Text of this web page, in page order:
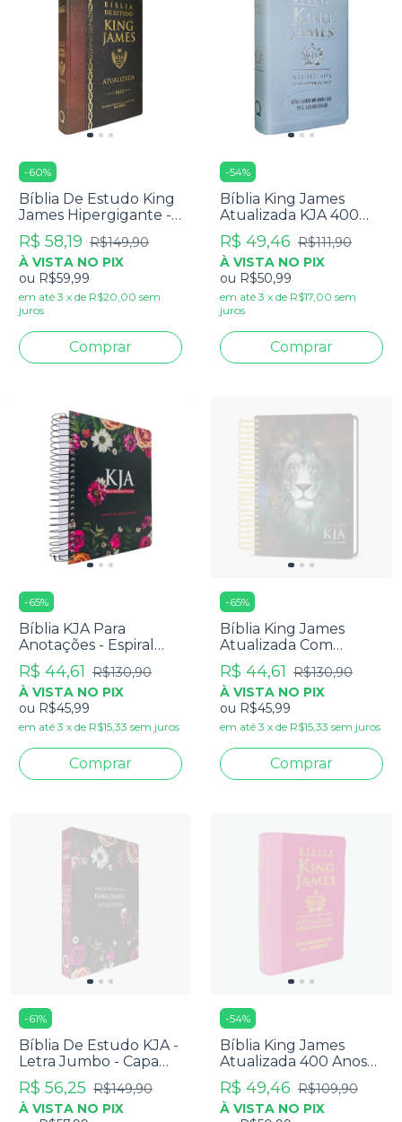
-60%
Bíblia De Estudo King
James Hipergigante -
Full Color - Capa Dura
Bicolor
R$ 58,19 R$149,90
À VISTA NO PIX
ou R$59,99
em até 3 x de R$20,00 sem
juros
-54%
Bíblia King James
Atualizada KJA 400
Anos - Letra
Hipergigante - Capa
Luxo Azul
R$ 49,46 R$111,90
À VISTA NO PIX
ou R$50,99
em até 3 x de R$17,00 sem
juros
-65%
Bíblia KJA Para
Anotações - Espiral
Floral Pink
R$ 44,61 R$130,90
À VISTA NO PIX
ou R$45,99
em até 3 x de R$15,33 sem juros
-65%
Bíblia King James
Atualizada Com
Espaço Para
Anotações Leão Glória
E Honra
R$ 44,61 R$130,90
À VISTA NO PIX
ou R$45,99
em até 3 x de R$15,33 sem juros
-61%
Bíblia De Estudo KJA -
Letra Jumbo - Capa
Floral Pink
R$ 56,25 R$149,90
À VISTA NO PIX
-54%
Bíblia King James
Atualizada 400 Anos
Letra Hipergigante -
Luxo Pink Bicolor
R$ 49,46 R$109,90
À VISTA NO PIX